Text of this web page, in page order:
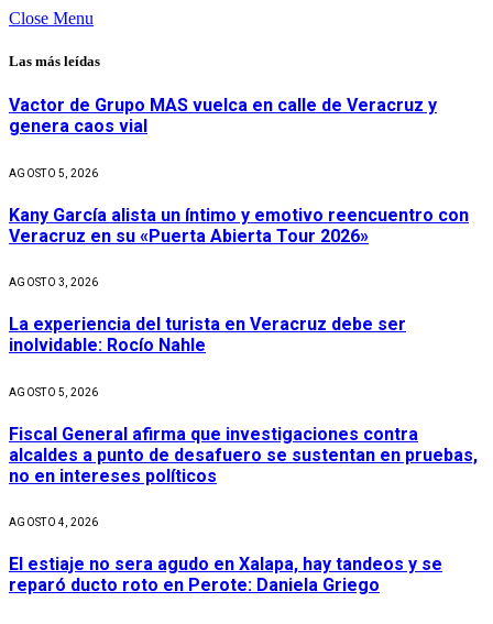
Close Menu
Las más leídas
Vactor de Grupo MAS vuelca en calle de Veracruz y
genera caos vial
AGOSTO 5, 2026
Kany García alista un íntimo y emotivo reencuentro con
Veracruz en su «Puerta Abierta Tour 2026»
AGOSTO 3, 2026
La experiencia del turista en Veracruz debe ser
inolvidable: Rocío Nahle
AGOSTO 5, 2026
Fiscal General afirma que investigaciones contra
alcaldes a punto de desafuero se sustentan en pruebas,
no en intereses políticos
AGOSTO 4, 2026
El estiaje no sera agudo en Xalapa, hay tandeos y se
reparó ducto roto en Perote: Daniela Griego